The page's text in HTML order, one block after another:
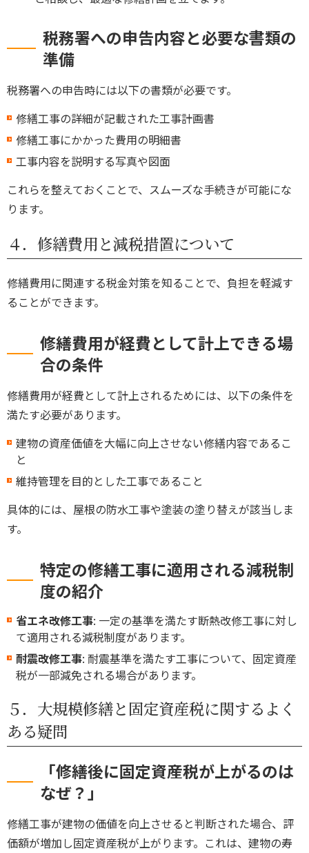
税務署への申告内容と必要な書類の
準備
税務署への申告時には以下の書類が必要です。
修繕工事の詳細が記載された工事計画書
修繕工事にかかった費用の明細書
工事内容を説明する写真や図面
これらを整えておくことで、スムーズな手続きが可能にな
ります。
４．修繕費用と減税措置について
修繕費用に関連する税金対策を知ることで、負担を軽減す
ることができます。
修繕費用が経費として計上できる場
合の条件
修繕費用が経費として計上されるためには、以下の条件を
満たす必要があります。
建物の資産価値を大幅に向上させない修繕内容であるこ
と
維持管理を目的とした工事であること
具体的には、屋根の防水工事や塗装の塗り替えが該当しま
す。
特定の修繕工事に適用される減税制
度の紹介
省エネ改修工事: 一定の基準を満たす断熱改修工事に対し
て適用される減税制度があります。
耐震改修工事: 耐震基準を満たす工事について、固定資産
税が一部減免される場合があります。
５．大規模修繕と固定資産税に関するよく
ある疑問
「修繕後に固定資産税が上がるのは
なぜ？」
修繕工事が建物の価値を向上させると判断された場合、評
価額が増加し固定資産税が上がります。これは、建物の寿